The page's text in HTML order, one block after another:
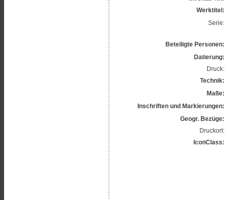
Werktitel:
Serie:
Beteiligte Personen:
Datierung:
Druck:
Technik:
Maße:
Inschriften und Markierungen:
Geogr. Bezüge:
Druckort:
IconClass: